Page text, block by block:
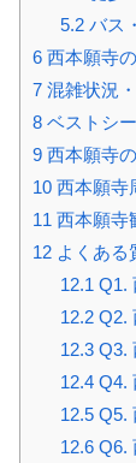
5.2バス
6 西本願寺
7 混雑状況
8 ベストシ
9 西本願寺
10 西本願寺
11 西本願寺
12 よくある
12.1 Q1.
12.2Q2.
12.3Q3.
12.4Q4.
12.5Q5.
12.6Q6.